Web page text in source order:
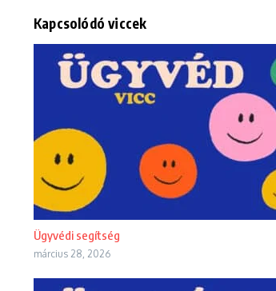
Kapcsolódó viccek
Ügyvédi segítség
március 28, 2026